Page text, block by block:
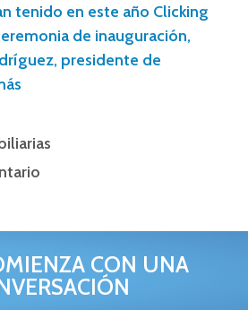
tenido en este año Clicking
de inauguración,
presidente de
CON UNA